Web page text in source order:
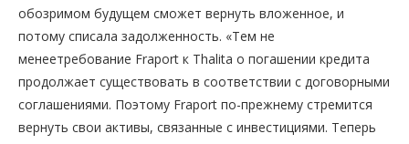
обозримом будущем сможет вернуть вложенное, и
потому списала задолженность. «Тем не
менеетребование Fraport к Thalita о погашении кредита
продолжает существовать в соответствии с договорными
соглашениями. Поэтому Fraport по-прежнему стремится
вернуть свои активы, связанные с инвестициями. Теперь